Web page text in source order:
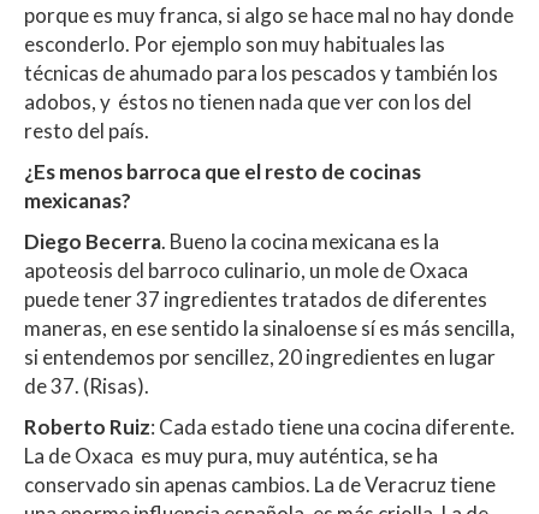
porque es muy franca, si algo se hace mal no hay donde
esconderlo. Por ejemplo son muy habituales las
técnicas de ahumado para los pescados y también los
adobos, y éstos no tienen nada que ver con los del
resto del país.
¿Es menos barroca que el resto de cocinas
mexicanas?
Diego Becerra. Bueno la cocina mexicana es la
apoteosis del barroco culinario, un mole de Oxaca
puede tener 37 ingredientes tratados de diferentes
maneras, en ese sentido la sinaloense sí es más sencilla,
si entendemos por sencillez, 20 ingredientes en lugar
de 37. (Risas).
Roberto Ruiz: Cada estado tiene una cocina diferente.
La de Oxaca es muy pura, muy auténtica, se ha
conservado sin apenas cambios. La de Veracruz tiene